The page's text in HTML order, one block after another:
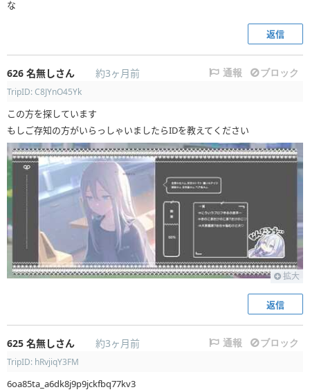
な
返信
626 名無しさん 約3ヶ月前 通報 ブロック
TripID: C8JYnO45Yk
この方を探しています
もしご存知の方がいらっしゃいましたらIDを教えてください
拡大
返信
625 名無しさん 約3ヶ月前 通報 ブロック
TripID: hRvjiqY3FM
6oa85ta_a6dk8j9p9jckfbq77kv3